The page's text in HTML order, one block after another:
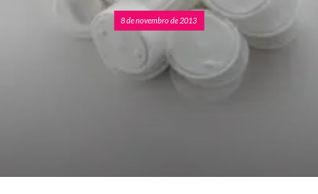
8 de novembro de 2013